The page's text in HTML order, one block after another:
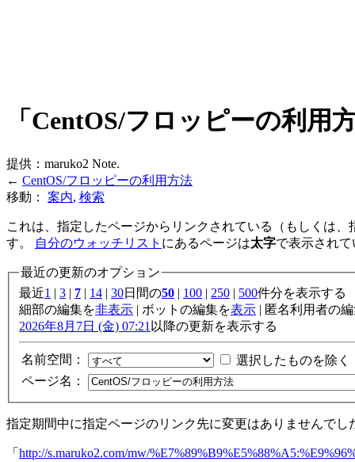
「CentOS/フロッピーの利用
提供：maruko2 Note.
← CentOS/フロッピーの利用方法
移動： 案内, 検索
これは、指定したページからリンクされている（もしくは
す。
自分のウォッチリスト にあるページは太字で表示され
最近の更新のオプション
最近1 3 7 14 30日間の50 100 250 500件分を表示する
細部の編集を非表示 | ボットの編集を表示 | 匿名利用者の
2026年8月7日 (金) 07:21以降の更新を表示する
名前空間：
選択したものを除く
ページ名：
指定期間中に指定ページのリンク先に変更はありませんでし
「 http://s.maruko2.com/mw/